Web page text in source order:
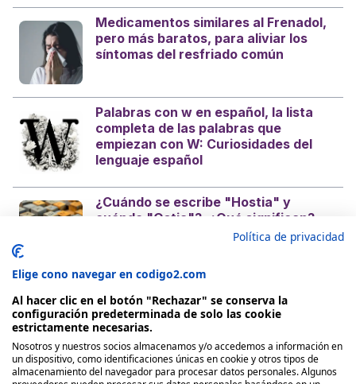
Medicamentos similares al Frenadol,
pero más baratos, para aliviar los
síntomas del resfriado común
Palabras con w en español, la lista
completa de las palabras que
empiezan con W: Curiosidades del
lenguaje español
¿Cuándo se escribe "Hostia" y
cuándo "Ostia"?, ¿Qué significan?
¿Es con H o sin H? Curiosidades del
Nosotros
Política de privacidad
Elige cono navegar en codigo2.com
Al hacer clic en el botón "Rechazar" se conserva la
configuración predeterminada de solo las cookie
estrictamente necesarias.
Nosotros y nuestros socios almacenamos y/o accedemos a información en
un dispositivo, como identificaciones únicas en cookie y otros tipos de
almacenamiento del navegador para procesar datos personales. Algunos